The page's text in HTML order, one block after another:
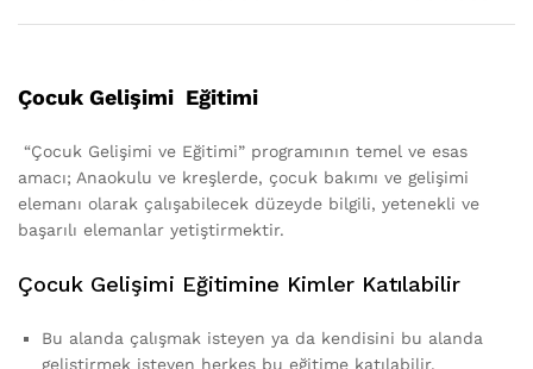
Çocuk Gelişimi Eğitimi
“Çocuk Gelişimi ve Eğitimi” programının temel ve esas
amacı; Anaokulu ve kreşlerde, çocuk bakımı ve gelişimi
elemanı olarak çalışabilecek düzeyde bilgili, yetenekli ve
başarılı elemanlar yetiştirmektir.
Çocuk Gelişimi Eğitimine Kimler Katılabilir
Bu alanda çalışmak isteyen ya da kendisini bu alanda
geliştirmek isteyen herkes bu eğitime katılabilir.